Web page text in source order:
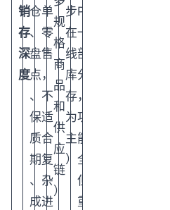
销
存
深
度
仓
、
盘
点
、
保
质
期
、
成
单
零
售
，
不
适
合
复
杂
进
规
格
商
品
和
供
应
链
）
步
在
线
库
存
为
主
）
P
一
部
分
，
功
能
全
但
重